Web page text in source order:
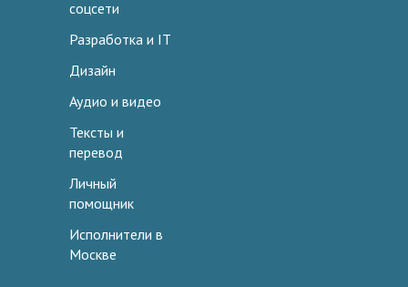
соцсети
Разработка и IT
Дизайн
Аудио и видео
Тексты и
перевод
Личный
помощник
Исполнители в
Москве